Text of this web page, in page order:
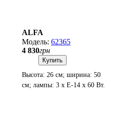
ALFA
62365
4 830грн
Купить
Высота: 26 см; ширина: 50
см; лампы: 3 х Е-14 х 60 Вт.